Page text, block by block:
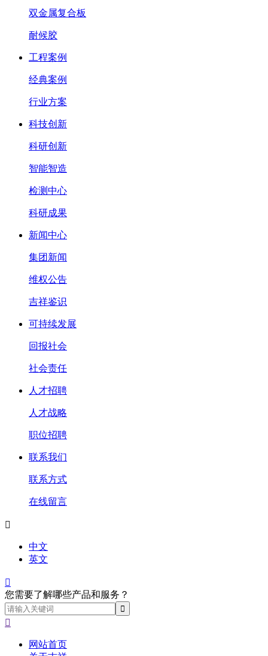
双金属复合板
耐候胶
工程案例
经典案例
行业方案
科技创新
科研创新
智能智造
检测中心
科研成果
新闻中心
集团新闻
维权公告
吉祥鉴识
可持续发展
回报社会
社会责任
人才招聘
人才战略
职位招聘
联系我们
联系方式
在线留言

中文
英文

您需要了解哪些产品和服务？

网站首页